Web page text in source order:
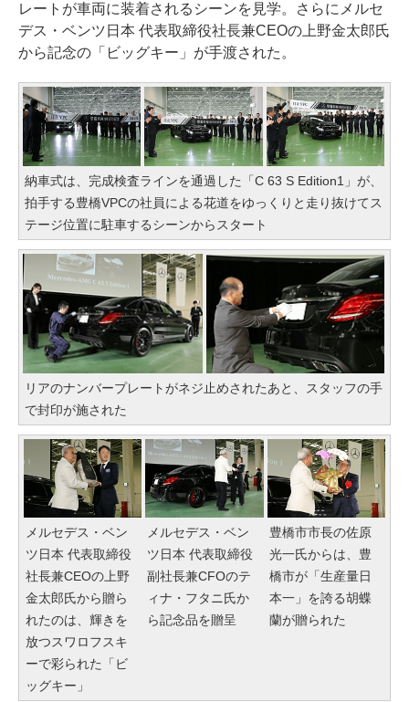
レートが車両に装着されるシーンを見学。さらにメルセ
デス・ベンツ日本 代表取締役社長兼CEOの上野金太郎氏
から記念の「ビッグキー」が手渡された。
納車式は、完成検査ラインを通過した「C 63 S Edition1」が、
拍手する豊橋VPCの社員による花道をゆっくりと走り抜けてス
テージ位置に駐車するシーンからスタート
リアのナンバープレートがネジ止めされたあと、スタッフの手
で封印が施された
メルセデス・ベン
ツ日本 代表取締役
社長兼CEOの上野
金太郎氏から贈ら
れたのは、輝きを
放つスワロフスキ
ーで彩られた「ビ
ッグキー」
メルセデス・ベン
ツ日本 代表取締役
副社長兼CFOのテ
ィナ・フタニ氏か
ら記念品を贈呈
豊橋市市長の佐原
光一氏からは、豊
橋市が「生産量日
本一」を誇る胡蝶
蘭が贈られた